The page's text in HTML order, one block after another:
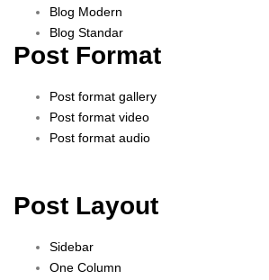
Blog Modern
Blog Standar
Post Format
Post format gallery
Post format video
Post format audio
Post Layout
Sidebar
One Column